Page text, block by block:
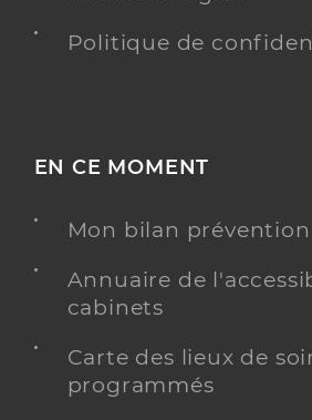
Politique de
EN CE MOMENT
Mon bilan prévention
Annuaire de
cabinets
Carte des lieux de
programmés